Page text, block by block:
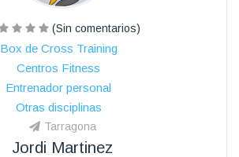
(Sin comentarios)
Box de Cross Training
Centros Fitness
Entrenador personal
Otras disciplinas
Tarragona
Jordi Martinez